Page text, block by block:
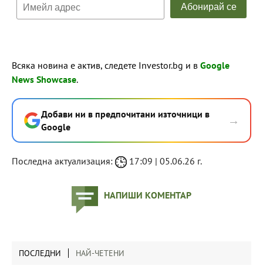
Всяка новина е актив, следете Investor.bg и в Google
News Showcase.
Добави ни в предпочитани източници в
Google
→
Последна актуализация: 17:09 | 05.06.26 г.
НАПИШИ КОМЕНТАР
ПОСЛЕДНИ НАЙ-ЧЕТЕНИ